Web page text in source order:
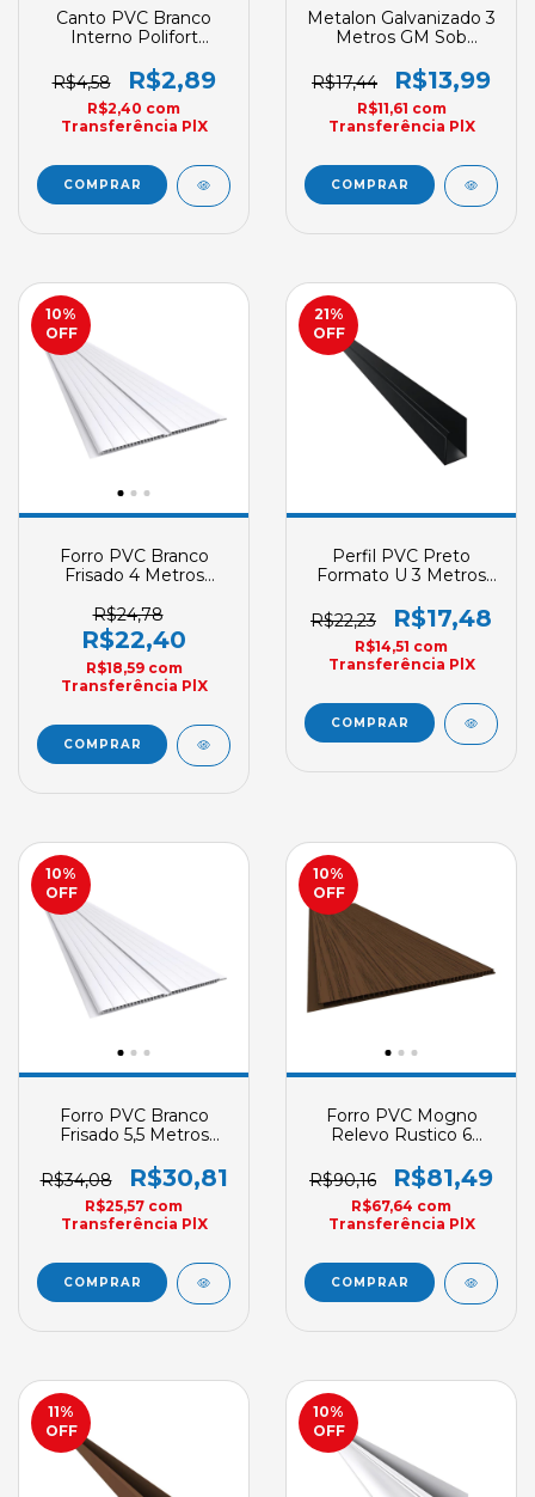
Canto PVC Branco
Interno Polifort
R$4,58
R$2,89
R$2,40 com
Transferência PlX
Metalon Galvanizado 3
Metros GM Sob
R$17,44
R$13,99
R$11,61 com
Transferência PlX
10%
OFF
Forro PVC Branco
Frisado 4 Metros
Versati E4 200mm X
7mm
R$24,78
R$22,40
R$18,59 com
Transferência PlX
21%
OFF
Perfil PVC Preto
Formato U 3 Metros
Acabamento
Convencional Sob
Encomenda
R$22,23 R$17,48
R$14,51 com
Transferência PlX
10%
OFF
Forro PVC Branco
Frisado 5,5 Metros
Versati E55 200mm X
7mm
R$34,08 R$30,81
R$25,57 com
Transferência PlX
10%
OFF
Forro PVC Mogno
Relevo Rustico 6
Seca 200mm X 7mm
R$90,16 R$81,49
R$67,64 com
Transferência PlX
11%
OFF
10%
OFF